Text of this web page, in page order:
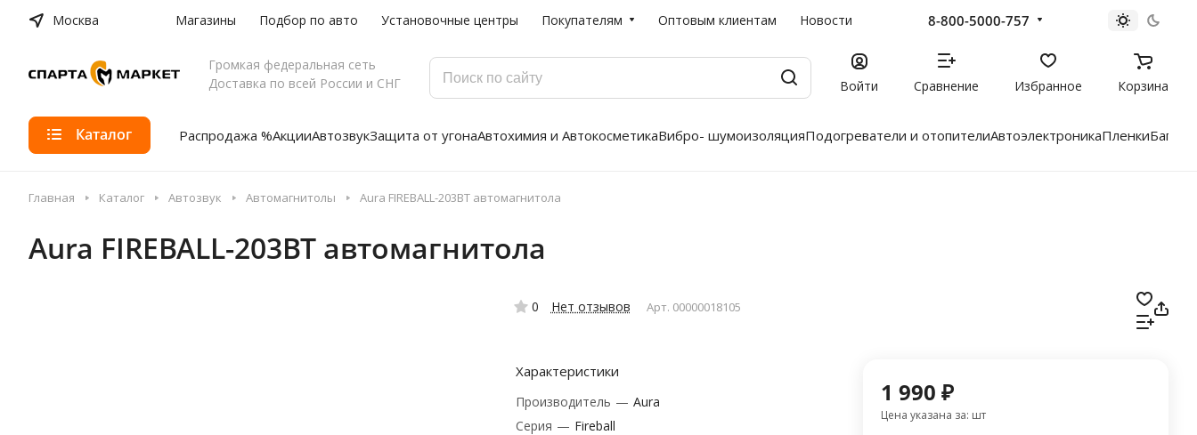
Москва Магазины Подбор по авто Установочные центры Покупателям Оптовым клиентам Новости 8-800-5000-757
Громкая федеральная сеть
Доставка по всей России и СНГ
Войти Сравнение Избранное Корзина
Каталог Распродажа %АкцииАвтозвукЗащита от угонаАвтохимия и АвтокосметикаВибро- шумоизоляцияПодогреватели и отопителиАвтоэлектроникаПленки
Главная Каталог Автозвук Автомагнитолы Aura FIREBALL-203BT автомагнитола
Aura FIREBALL-203BT автомагнитола
0 Нет отзывов Арт. 00000018105
Характеристики
Производитель — Aura
Серия — Fireball
1 990 ₽
Цена указана за: шт